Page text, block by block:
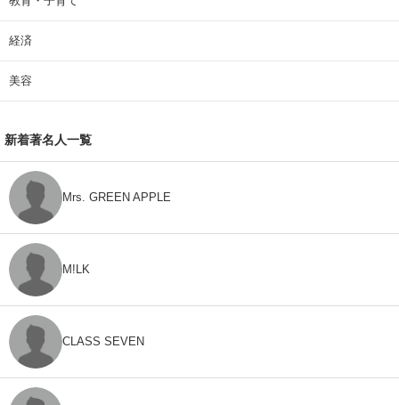
経済
美容
新着著名人一覧
Mrs. GREEN APPLE
M!LK
CLASS SEVEN